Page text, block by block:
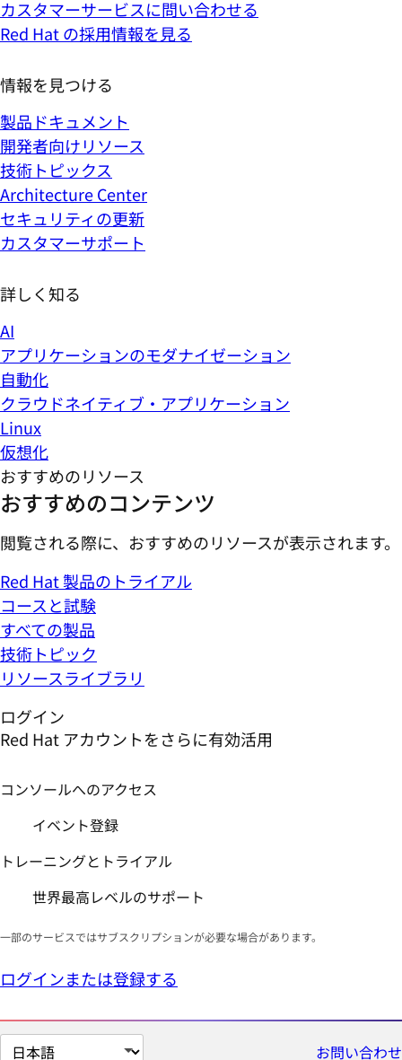
カスタマーサービスに問い合わせる
Red Hat の採用情報を見る
情報を見つける
製品ドキュメント
開発者向けリソース
技術トピックス
Architecture Center
セキュリティの更新
カスタマーサポート
詳しく知る
AI
アプリケーションのモダナイゼーション
自動化
クラウドネイティブ・アプリケーション
Linux
仮想化
おすすめのリソース
おすすめのコンテンツ
閲覧される際に、おすすめのリソースが表示されます。
Red Hat 製品のトライアル
コースと試験
すべての製品
技術トピック
リソースライブラリ
ログイン
Red Hat アカウントをさらに有効活用
コンソールへのアクセス
イベント登録
トレーニングとトライアル
世界最高レベルのサポート
一部のサービスではサブスクリプションが必要な場合があります。
ログインまたは登録する
ペ
お問い合わせ